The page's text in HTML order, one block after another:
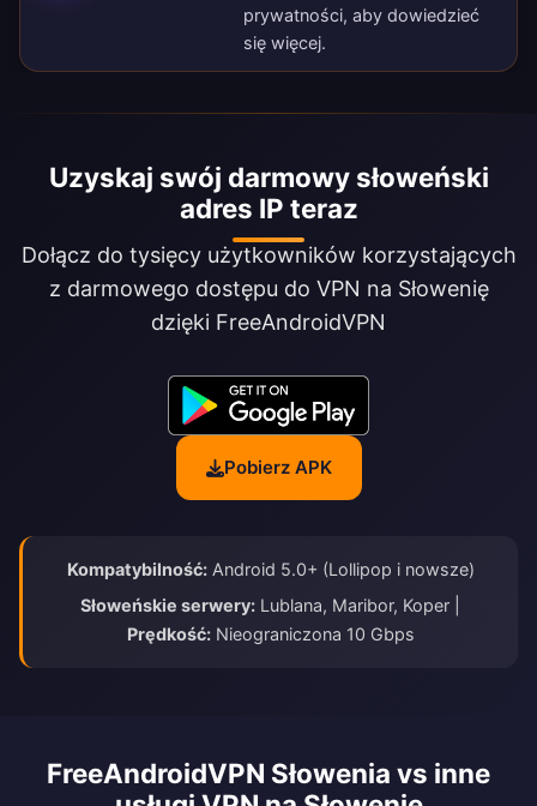
prywatności, aby dowiedzieć
się więcej.
Uzyskaj swój darmowy słoweński
adres IP teraz
Dołącz do tysięcy użytkowników korzystających
z darmowego dostępu do VPN na Słowenię
dzięki FreeAndroidVPN
Pobierz APK
Kompatybilność:Android 5.0+ (Lollipop i nowsze)
Słoweńskie serwery: Lublana, Maribor, Koper |
Prędkość:Nieograniczona 10 Gbps
FreeAndroidVPN Słowenia vs inne